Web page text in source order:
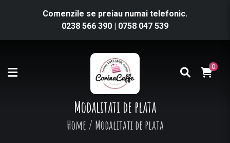
Comenzile se preiau numai telefonic.
0238 566 390 | 0758 047 539
0
Modalitati de plata
Home / Modalitati de plata